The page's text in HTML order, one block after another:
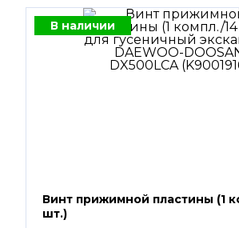
В наличии
Винт прижимной пластины (1
шт.)